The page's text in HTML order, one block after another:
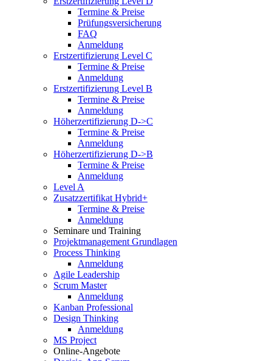
Termine & Preise
Prüfungsversicherung
FAQ
Anmeldung
Erstzertifizierung Level C
Termine & Preise
Anmeldung
Erstzertifizierung Level B
Termine & Preise
Anmeldung
Höherzertifizierung D->C
Termine & Preise
Anmeldung
Höherzertifizierung D->B
Termine & Preise
Anmeldung
Level A
Zusatzzertifikat Hybrid+
Termine & Preise
Anmeldung
Seminare und Training
Projektmanagement Grundlagen
Process Thinking
Anmeldung
Agile Leadership
Scrum Master
Anmeldung
Kanban Professional
Design Thinking
Anmeldung
MS Project
Online-Angebote